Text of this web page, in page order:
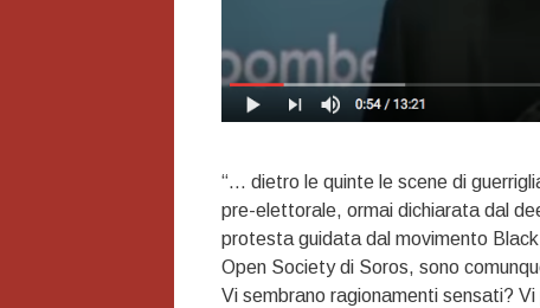
“… dietro le quinte le scene di
pre-elettorale, ormai dichiarata dal
protesta guidata dal movimento
Open Society di Soros, sono
Vi sembrano ragionamenti sensati?